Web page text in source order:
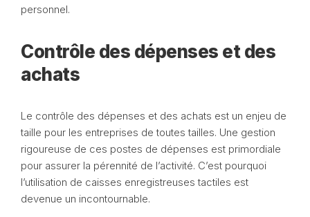
personnel.
Contrôle des dépenses et des
achats
Le contrôle des dépenses et des achats est un enjeu de
taille pour les entreprises de toutes tailles. Une gestion
rigoureuse de ces postes de dépenses est primordiale
pour assurer la pérennité de l’activité. C’est pourquoi
l’utilisation de caisses enregistreuses tactiles est
devenue un incontournable.